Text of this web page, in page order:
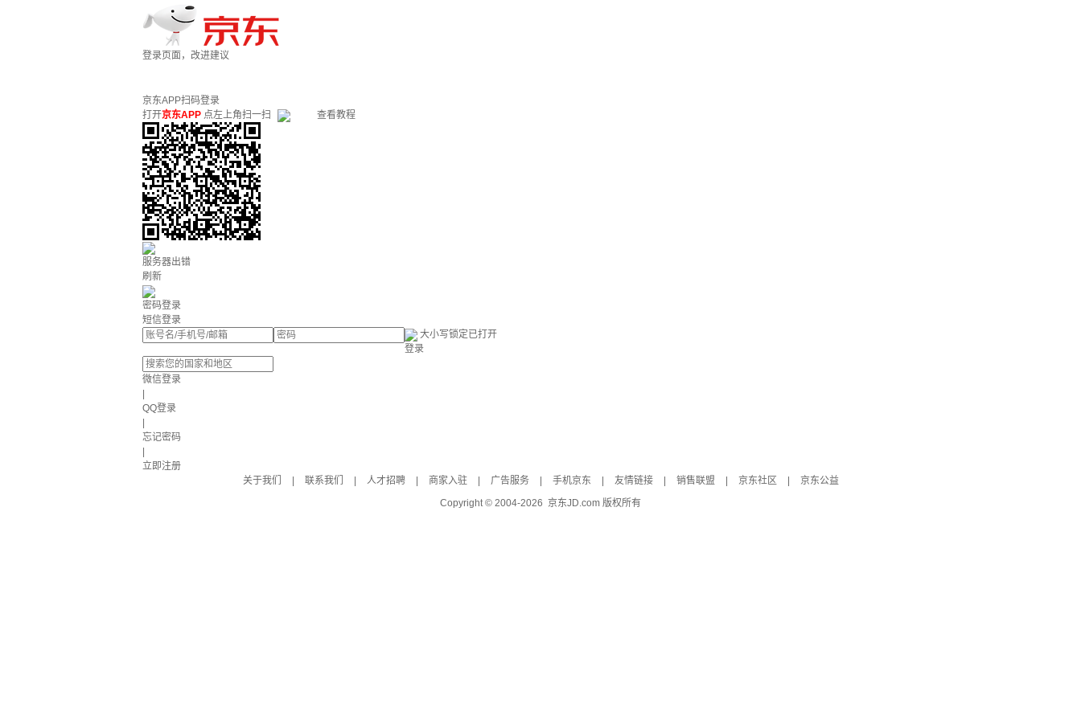
登录页面，改进建议
京东APP扫码登录
打开京东APP 点左上角扫一扫 查看教程
服务器出错
刷新
密码登录
短信登录
大小写锁定已打开
登录
微信登录
QQ登录
忘记密码
立即注册
关于我们
联系我们 人才招聘 商家入驻 广告服务 手机京东 友情链接 销售联盟 京东社区
京东公益
Copyright © 2004-2026 京东JD.com 版权所有